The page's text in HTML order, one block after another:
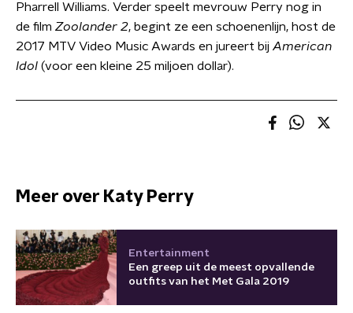
Pharrell Williams. Verder speelt mevrouw Perry nog in
de film Zoolander 2, begint ze een schoenenlijn, host de
2017 MTV Video Music Awards en jureert bij American
Idol (voor een kleine 25 miljoen dollar).
Meer over Katy Perry
Entertainment
Een greep uit de meest opvallende
outfits van het Met Gala 2019